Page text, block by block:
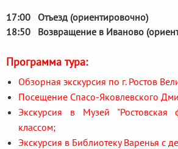
17:00 Отъезд (ориентировочно)
18:50 Возвращение в Иваново
Программа тура:
Обзорная экскурсия по г. Ростов
Посещение Спасо-Яковлевского
Экскурсия в Музей "Ростовская
классом;
Экскурсия в Библиотеку Варенья с